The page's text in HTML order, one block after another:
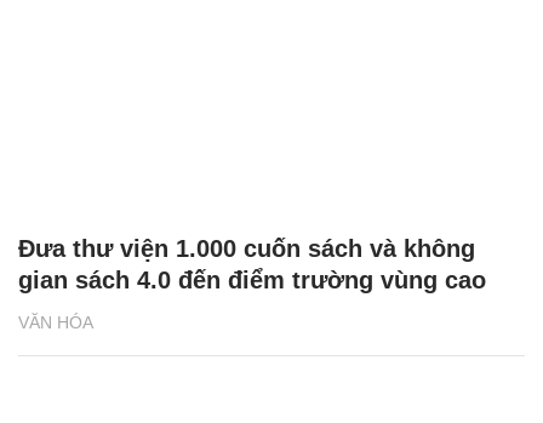
VĂN HÓA
Đưa thư viện 1.000 cuốn sách và không
gian sách 4.0 đến điểm trường vùng cao